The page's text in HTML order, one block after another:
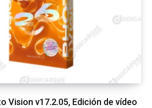
Vision v17.2.05, Edición de vídeo